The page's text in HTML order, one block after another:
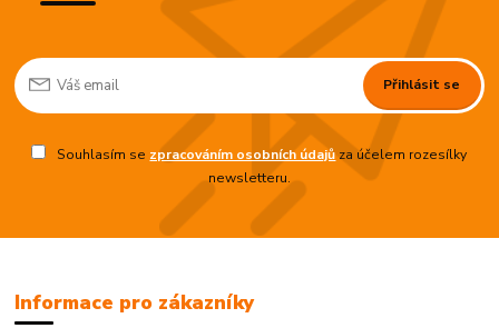
Přihlásit se
Souhlasím se zpracováním osobních údajůza účelem rozesílky
newsletteru.
Informace pro zákazníky